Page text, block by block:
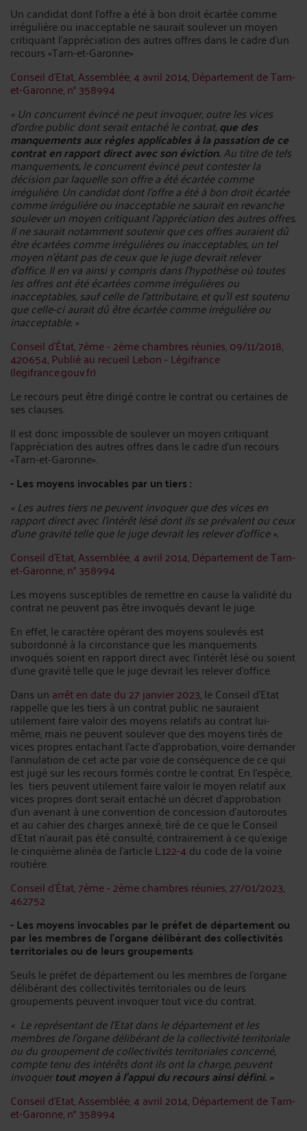
Un candidat dont l'offre a été à bon droit écartée comme
irrégulière ou inacceptable ne saurait soulever un moyen
critiquant l'appréciation des autres offres dans le cadre d’un
recours «Tarn-et-Garonne»
Conseil d’Etat, Assemblée, 4 avril 2014, Département de Tarn-
et-Garonne, n° 358994
« Un concurrent évincé ne peut invoquer, outre les vices
d'ordre public dont serait entaché le contrat,que des
manquements aux règles applicables à la passation de ce
contrat en rapport direct avec son éviction.Au titre de tels
manquements, le concurrent évincé peut contester la
décision par laquelle son offre a été écartée comme
irrégulière. Un candidat dont l'offre a été à bon droit écartée
comme irrégulière ou inacceptable ne saurait en revanche
soulever un moyen critiquant l'appréciation des autres offres.
Il ne saurait notamment soutenir que ces offres auraient dû
être écartées comme irrégulières ou inacceptables, un tel
moyen n'étant pas de ceux que le juge devrait relever
d'office. Il en va ainsi y compris dans l'hypothèse où toutes
les offres ont été écartées comme irrégulières ou
inacceptables, sauf celle de l'attributaire, et qu'il est soutenu
que celle-ci aurait dû être écartée comme irrégulière ou
inacceptable. »
Conseil d'État, 7ème - 2ème chambres réunies, 09/11/2018,
420654, Publié au recueil Lebon - Légifrance
(legifrance.gouv.fr)
Le recours peut être dirigé contre le contrat ou certaines de
ses clauses.
Il est donc impossible de soulever un moyen critiquant
l'appréciation des autres offres dans le cadre d’un recours
«Tarn-et-Garonne».
- Les moyens invocables par un tiers :
« Les autres tiers ne peuvent invoquer que des vices en
rapport direct avec l'intérêt lésé dont ils se prévalent ou ceux
d'une gravité telle que le juge devrait les relever d'office ».
Conseil d’Etat, Assemblée, 4 avril 2014, Département de Tarn-
et-Garonne, n° 358994
Les moyens susceptibles de remettre en cause la validité du
contrat ne peuvent pas être invoqués devant le juge.
En effet, le caractère opérant des moyens soulevés est
subordonné à la circonstance que les manquements
invoqués soient en rapport direct avec l’intérêt lésé ou soient
d’une gravité telle que le juge devrait les relever d’office.
Dans un arrêt en date du 27 janvier 2023, le Conseil d’Etat
rappelle que les tiers à un contrat public ne sauraient
utilement faire valoir des moyens relatifs au contrat lui-
même, mais ne peuvent soulever que des moyens tirés de
vices propres entachant l’acte d’approbation, voire demander
l’annulation de cet acte par voie de conséquence de ce qui
est jugé sur les recours formés contre le contrat. En l’espèce,
les tiers peuvent utilement faire valoir le moyen relatif aux
vices propres dont serait entaché un décret d’approbation
d’un avenant à une convention de concession d’autoroutes
et au cahier des charges annexé, tiré de ce que le Conseil
d’Etat n’aurait pas été consulté, contrairement à ce qu’exige
le cinquième alinéa de l’articleL.122-4 du code de la voirie
routière.
Conseil d'État, 7ème - 2ème chambres réunies, 27/01/2023,
462752
- Les moyens invocables par le préfet de département ou
par les membres de l’organe délibérant des collectivités
territoriales ou de leurs groupements
Seuls le préfet de département ou les membres de l’organe
délibérant des collectivités territoriales ou de leurs
groupements peuvent invoquer tout vice du contrat.
« Le représentant de l'Etat dans le département et les
membres de l'organe délibérant de la collectivité territoriale
ou du groupement de collectivités territoriales concerné,
compte tenu des intérêts dont ils ont la charge, peuvent
invoquertout moyen à l'appui du recours ainsi défini. »
Conseil d’Etat, Assemblée, 4 avril 2014, Département de Tarn-
et-Garonne, n° 358994